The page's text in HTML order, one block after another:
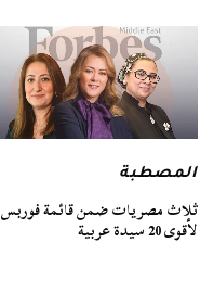
المصطبة
ثلاث مصريات ضمن قائمة فوربس
لأقوى 20 سيدة عربية